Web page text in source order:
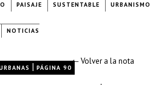
PAISAJE SUSTENTABLE URBANISMO
NOTICIAS
← Volver a la nota
| PÁGINA 90